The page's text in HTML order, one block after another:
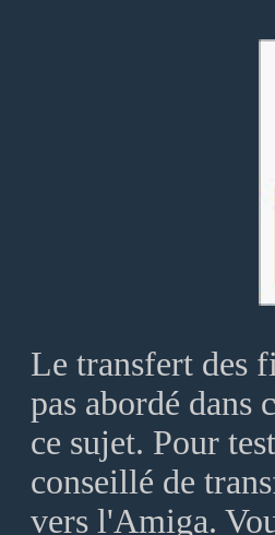
Le transfert des
pas abordé dans
ce sujet. Pour
conseillé de
vers l'Amiga.